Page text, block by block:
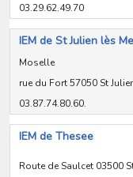
03.29.62.49.70
IEM de St Julien lès
Moselle
rue du Fort 57050 St
03.87.74.80.60.
IEM de Thesee
Route de Saulcet 03500